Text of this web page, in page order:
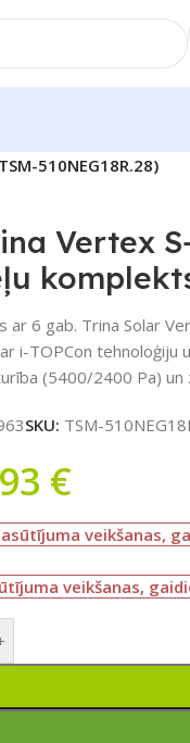
510NEG18R.28)
Vertex
ar 6 gab. Trina Solar
i-TOPCon tehnoloģiju
(5400/2400 Pa)
SKU: TSM-
€
veikšanas,
veikšanas,